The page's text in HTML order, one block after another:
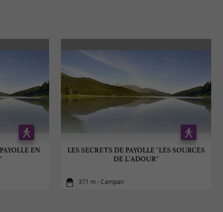
EN
LES SECRETS DE PAYOLLE "LES SOURCES
DE L'ADOUR"
371 m - Campan